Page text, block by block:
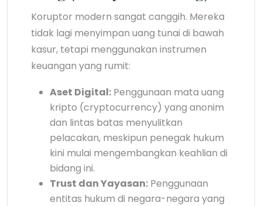
Koruptor modern sangat canggih. Mereka
tidak lagi menyimpan uang tunai di bawah
kasur, tetapi menggunakan instrumen
keuangan yang rumit:
Aset Digital: Penggunaan mata uang
kripto (cryptocurrency) yang anonim
dan lintas batas menyulitkan
pelacakan, meskipun penegak hukum
kini mulai mengembangkan keahlian di
bidang ini.
Trust dan Yayasan: Penggunaan
entitas hukum di negara-negara yang